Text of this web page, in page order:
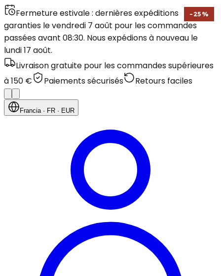
Fermeture estivale : dernières expéditions
garanties le vendredi 7 août pour les commandes
passées avant 08:30. Nous expédions à nouveau le
lundi 17 août.
Livraison gratuite pour les commandes supérieures
à 150 €
Paiements sécurisés Retours faciles
Francia· FR · EUR
- 25 %